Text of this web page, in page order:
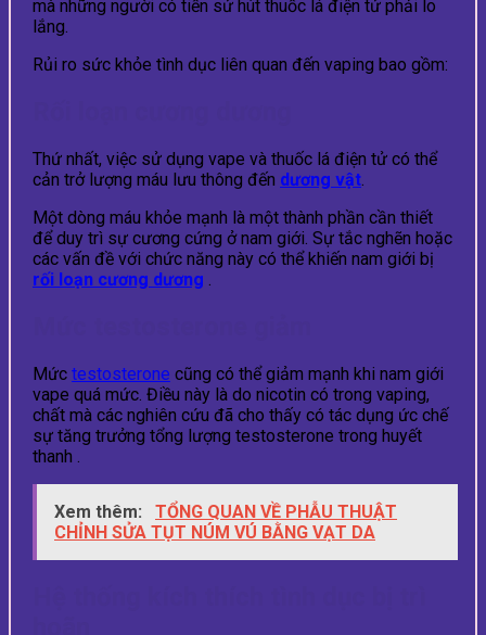
mà những người có tiền sử hút thuốc lá điện tử phải lo
lắng.
Rủi ro sức khỏe tình dục liên quan đến vaping bao gồm:
Thứ nhất, việc sử dụng vape và thuốc lá điện tử có thể
cản trở lượng máu lưu thông đến dương vật.
Một dòng máu khỏe mạnh là một thành phần cần thiết
để duy trì sự cương cứng ở nam giới. Sự tắc nghẽn hoặc
các vấn đề với chức năng này có thể khiến nam giới bị
rối loạn cương dương .
Mức testosterone cũng có thể giảm mạnh khi nam giới
vape quá mức. Điều này là do nicotin có trong vaping,
chất mà các nghiên cứu đã cho thấy có tác dụng ức chế
sự tăng trưởng tổng lượng testosterone trong huyết
thanh .
Xem thêm:
TỔNG QUAN VỀ PHẪU THUẬT
CHỈNH SỬA TỤT NÚM VÚ BẰNG VẠT DA